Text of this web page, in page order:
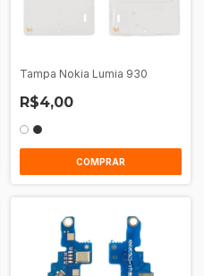
Tampa Nokia Lumia 930
R$4,00
COMPRAR